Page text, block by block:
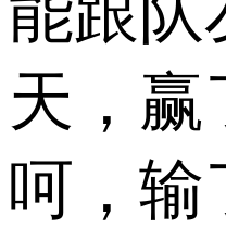
天，赢
呵，输